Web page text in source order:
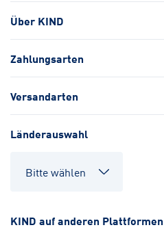
Über KIND
Zahlungsarten
Versandarten
Länderauswahl
KIND auf anderen Plattformen